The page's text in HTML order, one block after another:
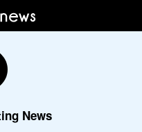
News